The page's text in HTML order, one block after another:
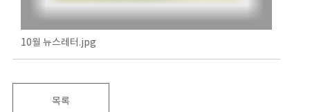
10월 뉴스레터.jpg
목록